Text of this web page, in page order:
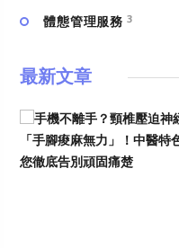
體態管理服務 3
最新文章